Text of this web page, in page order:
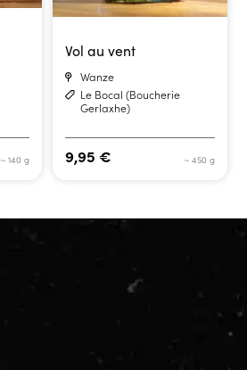
~ 140 g
Vol au vent
Wanze
Le Bocal (Boucherie
Gerlaxhe)
~ 450 g
9,95 €